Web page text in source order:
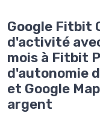
Google Fitbit
d'activité
mois à Fitbit
d'autonomie
et Google
argent